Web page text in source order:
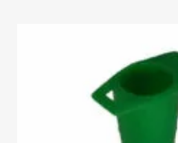
terméknek
több
variációja
A
változatok